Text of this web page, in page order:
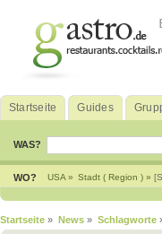
Startseite Guides
WAS?
WO? USA » Stadt ( Region ) »
Startseite » News » Schlagworte